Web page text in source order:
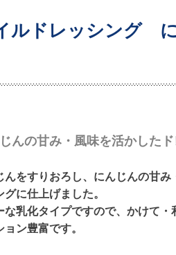
ルドレッシング
んの甘み・風味を活かした
んをすりおろし、にんじんの甘み
グに仕上げました。
な乳化タイプですので、かけて・
ン豊富です。